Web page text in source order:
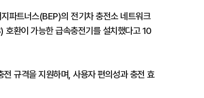
파트너스(BEP)의 전기차 충전소 네트워크
환이 가능한 급속충전기를 설치했다고 10
규격을 지원하며, 사용자 편의성과 충전 효